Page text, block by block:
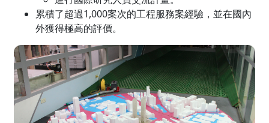
累積了超過1,000案次的工程服務案經驗，並在國內
外獲得極高的評價。